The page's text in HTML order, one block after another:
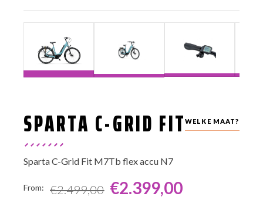
WELKE MAAT?
SPARTA C-GRID FIT
Sparta C-Grid Fit M7Tb flex accu N7
From: €2.499,00 €2.399,00